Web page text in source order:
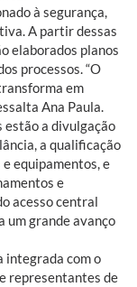
à segurança,
A partir dessas
elaborados planos
processos. “O
em
Ana Paula.
estão a divulgação
a qualificação
equipamentos, e
e
acesso central
um grande avanço
integrada com o
representantes de